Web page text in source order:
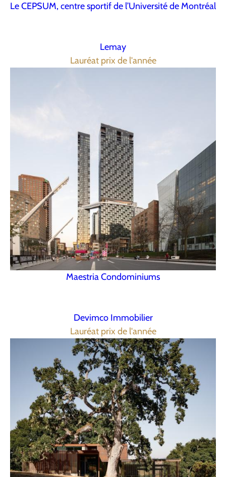
Le CEPSUM, centre sportif de l’Université de Montréal
Lemay
Lauréat prix de l'année
Maestria Condominiums
Devimco Immobilier
Lauréat prix de l'année